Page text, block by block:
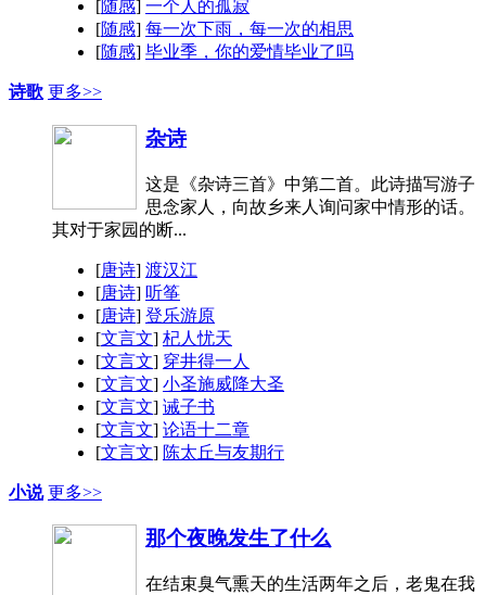
[随感] 一个人的孤寂
[随感] 每一次下雨，每一次的相思
[随感] 毕业季，你的爱情毕业了吗
诗歌 更多>>
杂诗
这是《杂诗三首》中第二首。此诗描写游子
思念家人，向故乡来人询问家中情形的话。
其对于家园的断...
[唐诗] 渡汉江
[唐诗] 听筝
[唐诗] 登乐游原
[文言文] 杞人忧天
[文言文] 穿井得一人
[文言文] 小圣施威降大圣
[文言文] 诫子书
[文言文] 论语十二章
[文言文] 陈太丘与友期行
小说 更多>>
那个夜晚发生了什么
在结束臭气熏天的生活两年之后，老鬼在我